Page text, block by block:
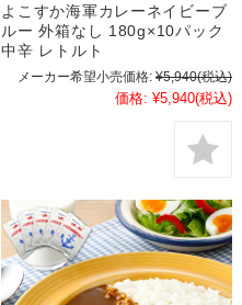
よこすか海軍カレーネイビーブ
ルー 外箱なし 180g×10パック
中辛 レトルト
メーカー希望小売価格: ¥5,940(税込)
価格: ¥5,940(税込)